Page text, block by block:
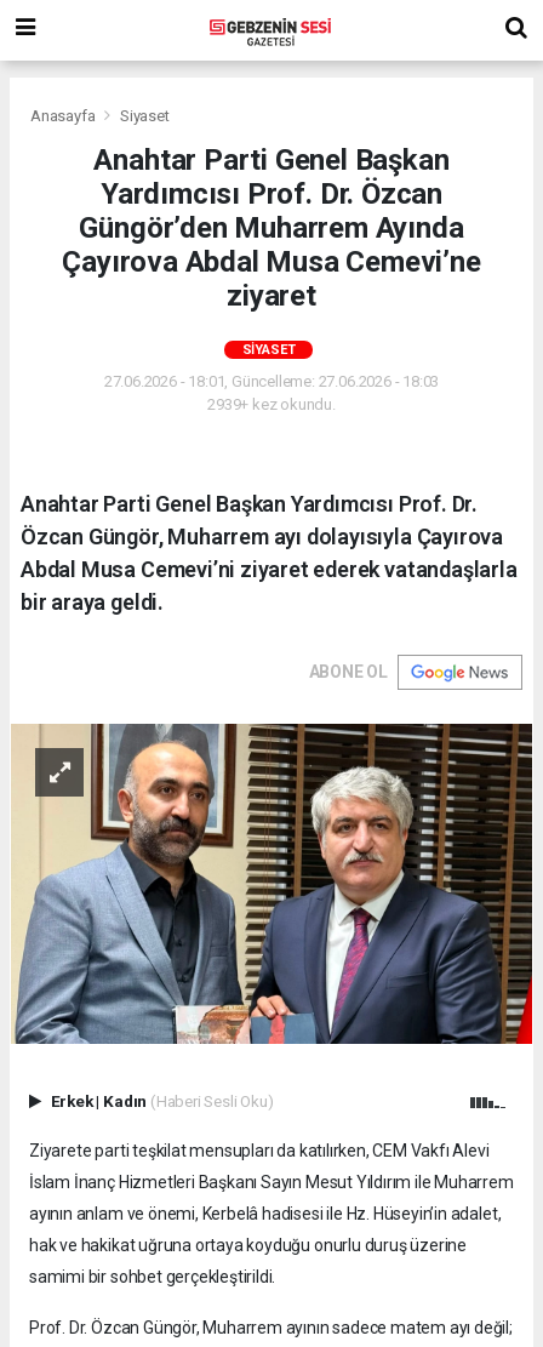
Anasayfa Siyaset
Anahtar Parti Genel Başkan
Yardımcısı Prof. Dr. Özcan
Güngör’den Muharrem Ayında
Çayırova Abdal Musa Cemevi’ne
ziyaret
SIYASET
27.06.2026 - 18:01, Güncelleme: 27.06.2026 - 18:03
2939+ kez okundu.
Anahtar Parti Genel Başkan Yardımcısı Prof. Dr.
Özcan Güngör, Muharrem ayı dolayısıyla Çayırova
Abdal Musa Cemevi’ni ziyaret ederek vatandaşlarla
bir araya geldi.
ABONE OL
Erkek| Kadın (Haberi Sesli Oku)
Ziyarete parti teşkilat mensupları da katılırken, CEM Vakfı Alevi
İslam İnanç Hizmetleri Başkanı Sayın Mesut Yıldırım ile Muharrem
ayının anlam ve önemi, Kerbelâ hadisesi ile Hz. Hüseyin’in adalet,
hak ve hakikat uğruna ortaya koyduğu onurlu duruş üzerine
samimi bir sohbet gerçekleştirildi.
Prof. Dr. Özcan Güngör, Muharrem ayının sadece matem ayı değil;